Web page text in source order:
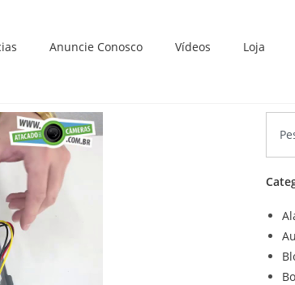
Anuncie Conosco Vídeos Loja